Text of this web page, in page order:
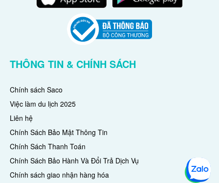
THÔNG TIN & CHÍNH SÁCH
Chính sách Saco
Việc làm du lịch 2025
Liên hệ
Chính Sách Bảo Mật Thông Tin
Chính Sách Thanh Toán
Chính Sách Bảo Hành Và Đổi Trả Dịch Vụ
Chính sách giao nhận hàng hóa